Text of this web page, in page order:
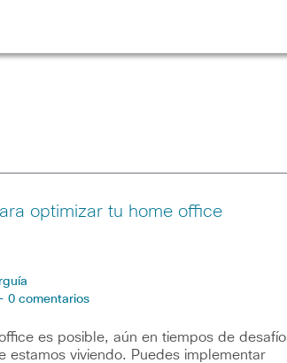
optimizar tu home office
0 comentarios
es posible, aún en tiempos de
estamos viviendo. Puedes implementar